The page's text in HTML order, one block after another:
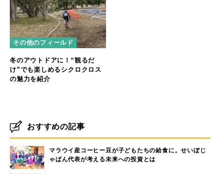
その他のフィールド
冬のアウトドアに！“観るだ
け”でも楽しめるシクロクロス
の魅力を紹介
おすすめの記事
マラウイ産コーヒー豆が子どもたちの給食に。せいぼじ
ゃぱん代表が考える未来への投資とは